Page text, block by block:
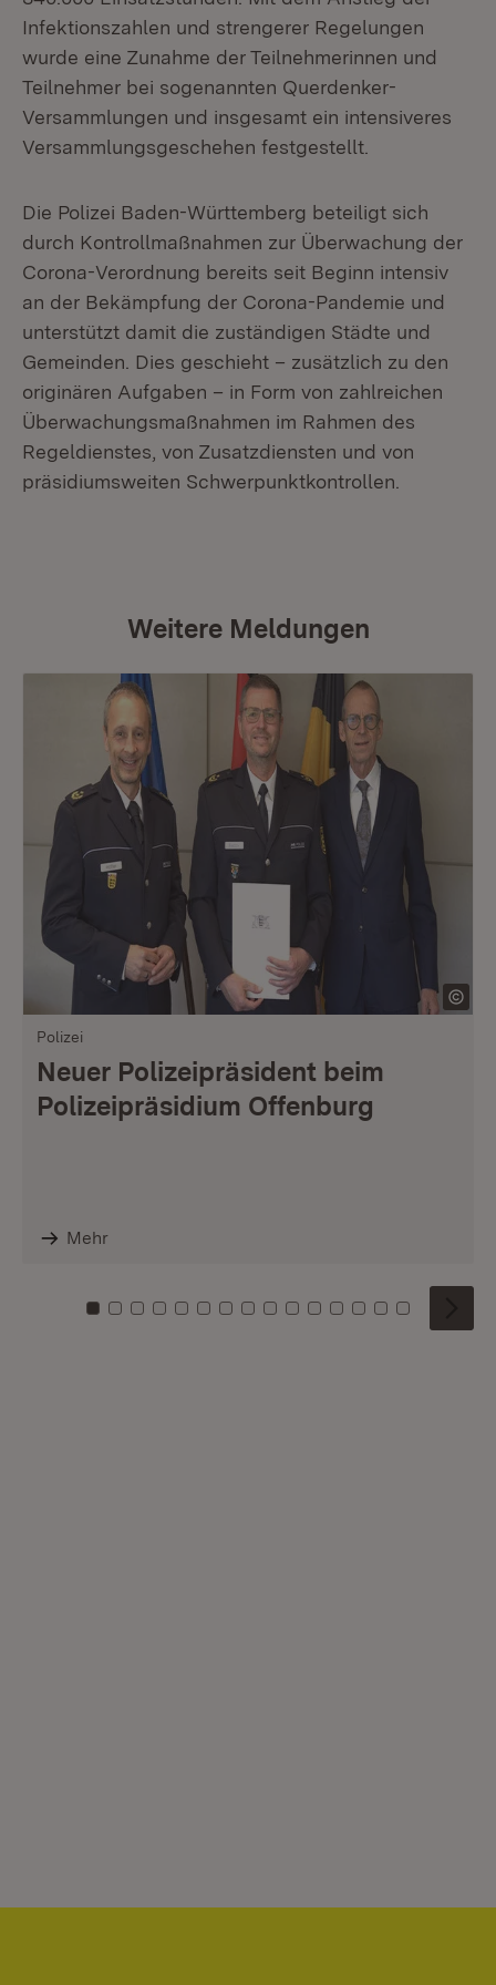
Infektionszahlen und strengerer Regelungen
wurde eine Zunahme der Teilnehmerinnen und
Teilnehmer bei sogenannten Querdenker-
Versammlungen und insgesamt ein intensiveres
Versammlungsgeschehen festgestellt.
Die Polizei Baden-Württemberg beteiligt sich
durch Kontrollmaßnahmen zur Überwachung der
Corona-Verordnung bereits seit Beginn intensiv
an der Bekämpfung der Corona-Pandemie und
unterstützt damit die zuständigen Städte und
Gemeinden. Dies geschieht – zusätzlich zu den
originären Aufgaben – in Form von zahlreichen
Überwachungsmaßnahmen im Rahmen des
Regeldienstes, von Zusatzdiensten und von
präsidiumsweiten Schwerpunktkontrollen.
Weitere Meldungen
Polizei
Neuer Polizeipräsident beim
Polizeipräsidium Offenburg
Mehr
Zu Kachel: 0
Zu Kachel: 1
Zu Kachel: 2
Zu Kachel: 3
Zu Kachel: 4
Zu Kachel: 5
Zu Kachel: 6
Zu Kachel: 7
Zu Kachel: 8
Zu Kachel: 9
Zu Kachel: 10
Zu Kachel: 11
Zu Kachel: 12
Zu Kachel:
Zu